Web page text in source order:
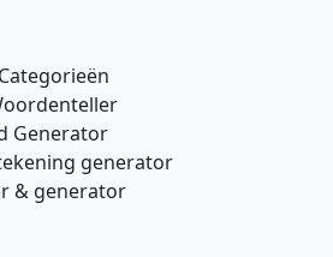
Generator
generator
& generator